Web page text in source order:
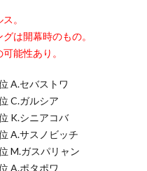
。
は開幕時のもの。
能性あり。
A.セバストワ
C.ガルシア
K.シニアコバ
A.サスノビッチ
M.ガスパリャン
A.ポタポワ